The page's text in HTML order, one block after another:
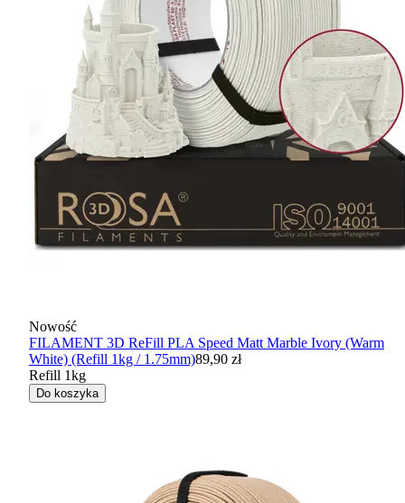
Nowość
FILAMENT 3D ReFill PLA Speed Matt Marble Ivory (Warm
White) (Refill 1kg / 1.75mm)89,90 zł
Refill 1kg
Do koszyka